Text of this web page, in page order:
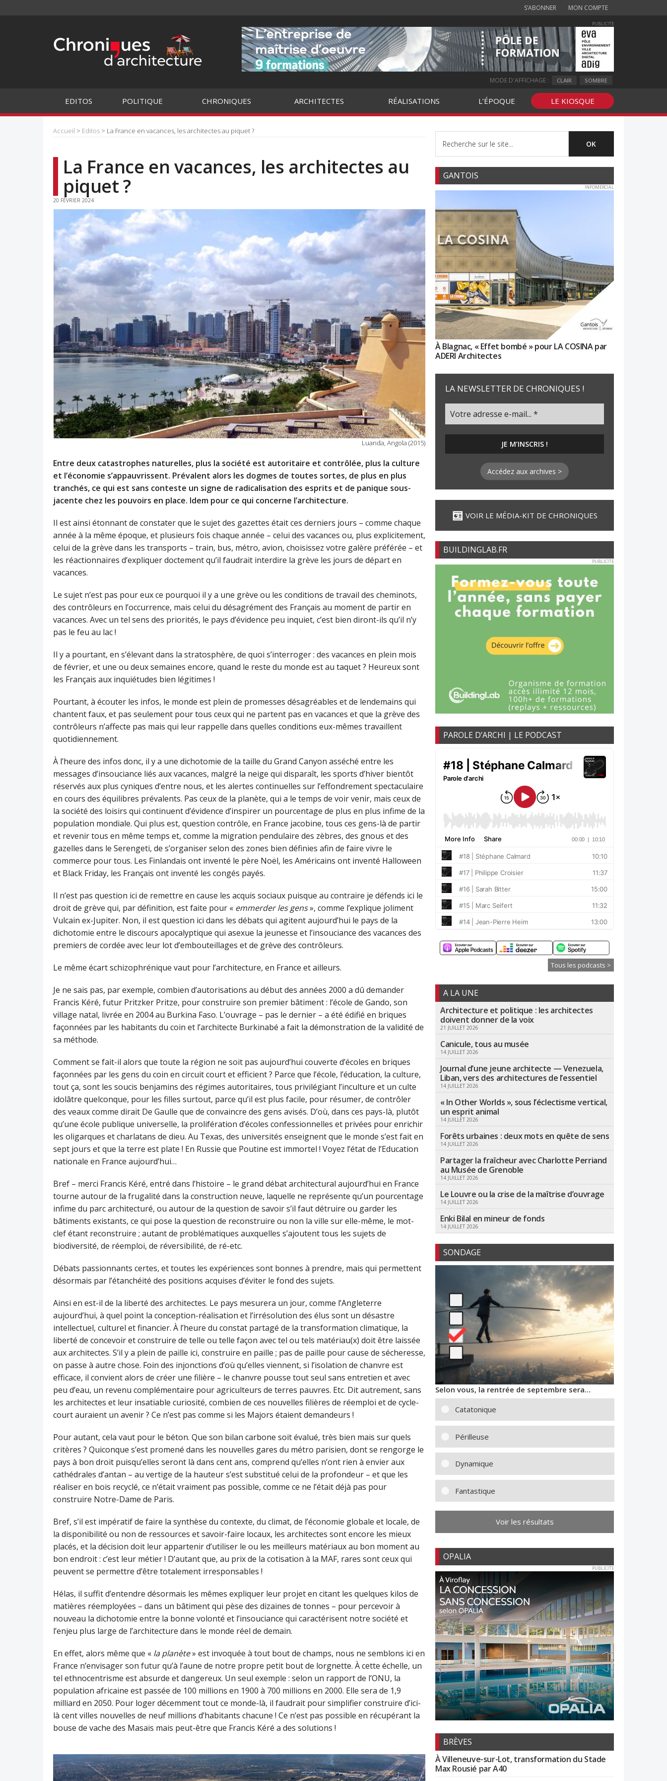
S’ABONNER MON COMPTE
PUBLICITE
MODE D'AFFICHAGE : CLAIR SOMBRE
EDITOS POLITIQUE CHRONIQUES ARCHITECTES RÉALISATIONS L’ÉPOQUE LE KIOSQUE
Accueil > Editos > La France en vacances, les architectes au piquet ?
La France en vacances, les architectes au
piquet ?
20 FÉVRIER 2024
Luanda, Angola (2015)
Entre deux catastrophes naturelles, plus la société est autoritaire et contrôlée, plus la culture
et l’économie s’appauvrissent. Prévalent alors les dogmes de toutes sortes, de plus en plus
tranchés, ce qui est sans conteste un signe de radicalisation des esprits et de panique sous-
jacente chez les pouvoirs en place. Idem pour ce qui concerne l’architecture.
Il est ainsi étonnant de constater que le sujet des gazettes était ces derniers jours – comme chaque
année à la même époque, et plusieurs fois chaque année – celui des vacances ou, plus explicitement,
celui de la grève dans les transports – train, bus, métro, avion, choisissez votre galère préférée – et
les réactionnaires d’expliquer doctement qu’il faudrait interdire la grève les jours de départ en
vacances.
Le sujet n’est pas pour eux ce pourquoi il y a une grève ou les conditions de travail des cheminots,
des contrôleurs en l’occurrence, mais celui du désagrément des Français au moment de partir en
vacances. Avec un tel sens des priorités, le pays d’évidence peu inquiet, c’est bien diront-ils qu’il n’y
pas le feu au lac !
Il y a pourtant, en s’élevant dans la stratosphère, de quoi s’interroger : des vacances en plein mois
de février, et une ou deux semaines encore, quand le reste du monde est au taquet ? Heureux sont
les Français aux inquiétudes bien légitimes !
Pourtant, à écouter les infos, le monde est plein de promesses désagréables et de lendemains qui
chantent faux, et pas seulement pour tous ceux qui ne partent pas en vacances et que la grève des
contrôleurs n’affecte pas mais qui leur rappelle dans quelles conditions eux-mêmes travaillent
quotidiennement.
À l’heure des infos donc, il y a une dichotomie de la taille du Grand Canyon asséché entre les
messages d’insouciance liés aux vacances, malgré la neige qui disparaît, les sports d’hiver bientôt
réservés aux plus cyniques d’entre nous, et les alertes continuelles sur l’effondrement spectaculaire
en cours des équilibres prévalents. Pas ceux de la planète, qui a le temps de voir venir, mais ceux de
la société des loisirs qui continuent d’évidence d’inspirer un pourcentage de plus en plus infime de la
population mondiale. Qui plus est, question contrôle, en France jacobine, tous ces gens-là de partir
et revenir tous en même temps et, comme la migration pendulaire des zèbres, des gnous et des
gazelles dans le Serengeti, de s’organiser selon des zones bien définies afin de faire vivre le
commerce pour tous. Les Finlandais ont inventé le père Noël, les Américains ont inventé Halloween
et Black Friday, les Français ont inventé les congés payés.
Il n’est pas question ici de remettre en cause les acquis sociaux puisque au contraire je défends ici le
droit de grève qui, par définition, est faite pour « emmerder les gens», comme l’explique joliment
Vulcain ex-Jupiter. Non, il est question ici dans les débats qui agitent aujourd’hui le pays de la
dichotomie entre le discours apocalyptique qui asexue la jeunesse et l’insouciance des vacances des
premiers de cordée avec leur lot d’embouteillages et de grève des contrôleurs.
Le même écart schizophrénique vaut pour l’architecture, en France et ailleurs.
Je ne sais pas, par exemple, combien d’autorisations au début des années 2000 a dû demander
Francis Kéré, futur Pritzker Pritze, pour construire son premier bâtiment : l’école de Gando, son
village natal, livrée en 2004 au Burkina Faso. L’ouvrage – pas le dernier – a été édifié en briques
façonnées par les habitants du coin et l’architecte Burkinabé a fait la démonstration de la validité de
sa méthode.
Comment se fait-il alors que toute la région ne soit pas aujourd’hui couverte d’écoles en briques
façonnées par les gens du coin en circuit court et efficient ? Parce que l’école, l’éducation, la culture,
tout ça, sont les soucis benjamins des régimes autoritaires, tous privilégiant l’inculture et un culte
idolâtre quelconque, pour les filles surtout, parce qu’il est plus facile, pour résumer, de contrôler
des veaux comme dirait De Gaulle que de convaincre des gens avisés. D’où, dans ces pays-là, plutôt
qu’une école publique universelle, la prolifération d’écoles confessionnelles et privées pour enrichir
les oligarques et charlatans de dieu. Au Texas, des universités enseignent que le monde s’est fait en
sept jours et que la terre est plate ! En Russie que Poutine est immortel ! Voyez l’état de l’Education
nationale en France aujourd’hui…
Bref – merci Francis Kéré, entré dans l’histoire – le grand débat architectural aujourd’hui en France
tourne autour de la frugalité dans la construction neuve, laquelle ne représente qu’un pourcentage
infime du parc architecturé, ou autour de la question de savoir s’il faut détruire ou garder les
bâtiments existants, ce qui pose la question de reconstruire ou non la ville sur elle-même, le mot-
clef étant reconstruire ; autant de problématiques auxquelles s’ajoutent tous les sujets de
biodiversité, de réemploi, de réversibilité, de ré-etc.
Débats passionnants certes, et toutes les expériences sont bonnes à prendre, mais qui permettent
désormais par l’étanchéité des positions acquises d’éviter le fond des sujets.
Ainsi en est-il de la liberté des architectes. Le pays mesurera un jour, comme l’Angleterre
aujourd’hui, à quel point la conception-réalisation et l’irrésolution des élus sont un désastre
intellectuel, culturel et financier. À l’heure du constat partagé de la transformation climatique, la
liberté de concevoir et construire de telle ou telle façon avec tel ou tels matériau(x) doit être laissée
aux architectes. S’il y a plein de paille ici, construire en paille ; pas de paille pour cause de sécheresse,
on passe à autre chose. Foin des injonctions d’où qu’elles viennent, si l’isolation de chanvre est
efficace, il convient alors de créer une filière – le chanvre pousse tout seul sans entretien et avec
peu d’eau, un revenu complémentaire pour agriculteurs de terres pauvres. Etc. Dit autrement, sans
les architectes et leur insatiable curiosité, combien de ces nouvelles filières de réemploi et de cycle-
court auraient un avenir ? Ce n’est pas comme si les Majors étaient demandeurs !
Pour autant, cela vaut pour le béton. Que son bilan carbone soit évalué, très bien mais sur quels
critères ? Quiconque s’est promené dans les nouvelles gares du métro parisien, dont se rengorge le
pays à bon droit puisqu’elles seront là dans cent ans, comprend qu’elles n’ont rien à envier aux
cathédrales d’antan – au vertige de la hauteur s’est substitué celui de la profondeur – et que les
réaliser en bois recyclé, ce n’était vraiment pas possible, comme ce ne l’était déjà pas pour
construire Notre-Dame de Paris.
Bref, s’il est impératif de faire la synthèse du contexte, du climat, de l’économie globale et locale, de
la disponibilité ou non de ressources et savoir-faire locaux, les architectes sont encore les mieux
placés, et la décision doit leur appartenir d’utiliser le ou les meilleurs matériaux au bon moment au
bon endroit : c’est leur métier ! D’autant que, au prix de la cotisation à la MAF, rares sont ceux qui
peuvent se permettre d’être totalement irresponsables !
Hélas, il suffit d’entendre désormais les mêmes expliquer leur projet en citant les quelques kilos de
matières réemployées – dans un bâtiment qui pèse des dizaines de tonnes – pour percevoir à
nouveau la dichotomie entre la bonne volonté et l’insouciance qui caractérisent notre société et
l’enjeu plus large de l’architecture dans le monde réel de demain.
En effet, alors même que « la planète» est invoquée à tout bout de champs, nous ne semblons ici en
France n’envisager son futur qu’à l’aune de notre propre petit bout de lorgnette. À cette échelle, un
tel ethnocentrisme est absurde et dangereux. Un seul exemple : selon un rapport de l’ONU, la
population africaine est passée de 100 millions en 1900 à 700 millions en 2000. Elle sera de 1,9
milliard en 2050. Pour loger décemment tout ce monde-là, il faudrait pour simplifier construire d’ici-
là cent villes nouvelles de neuf millions d’habitants chacune ! Ce n’est pas possible en récupérant la
bouse de vache des Masaïs mais peut-être que Francis Kéré a des solutions !
GANTOIS
INFOMERCIAL
À Blagnac, « Effet bombé » pour LA COSINA par
ADERI Architectes
LA NEWSLETTER DE CHRONIQUES !
Accédez aux archives >
VOIR LE MÉDIA-KIT DE CHRONIQUES
BUILDINGLAB.FR
PUBLICITE
PAROLE D’ARCHI | LE PODCAST
Tous les podcasts >
A LA UNE
Architecture et politique : les architectes
doivent donner de la voix
21 JUILLET 2026
Canicule, tous au musée
14 JUILLET 2026
Journal d’une jeune architecte — Venezuela,
Liban, vers des architectures de l’essentiel
14 JUILLET 2026
« In Other Worlds », sous l’éclectisme vertical,
un esprit animal
14 JUILLET 2026
Forêts urbaines : deux mots en quête de sens
14 JUILLET 2026
Partager la fraîcheur avec Charlotte Perriand
au Musée de Grenoble
14 JUILLET 2026
Le Louvre ou la crise de la maîtrise d’ouvrage
14 JUILLET 2026
Enki Bilal en mineur de fonds
14 JUILLET 2026
SONDAGE
Selon vous, la rentrée de septembre sera…
Catatonique
Périlleuse
Dynamique
Fantastique
Voir les résultats
OPALIA
PUBLICITE
BRÈVES
À Villeneuve-sur-Lot, transformation du Stade
Max Rousié par A40